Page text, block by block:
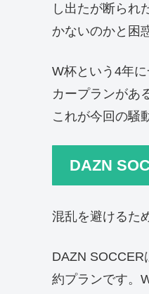
し出たが断られ
かないのかと困
W杯という4年
カープランがあ
これが今回の騒
DAZN
混乱を避けるた
DAZN SOCCER
約プランです。